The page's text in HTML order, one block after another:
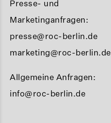
Presse- und
Marketinganfragen:
presse@roc-berlin.de
marketing@roc-berlin.de
Allgemeine Anfragen:
info@roc-berlin.de